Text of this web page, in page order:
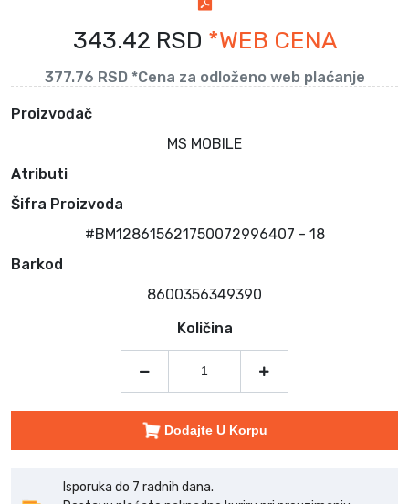
343.42 RSD *WEB CENA
377.76 RSD *Cena za odloženo web plaćanje
Proizvođač
MS MOBILE
Atributi
Šifra Proizvoda
#BM128615621750072996407 - 18
Barkod
8600356349390
Količina
Dodajte U Korpu
Isporuka do 7 radnih dana.